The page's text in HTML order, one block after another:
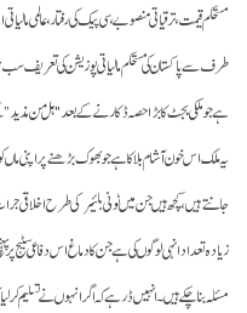
مستحکم قیمت، ترقیاتی منصوبے، سی پیک کی رفتار، عالمی
طرف سے پاکستان کی مستحکم مالیاتی پوزیشن کی تعریف سب
ہے جو ملکی بجٹ کا بڑا حصہ ڈکارنے کے بعد "ہل من مذید”
یہ ملک اس خون آشام بلا کا ہے جو بھوک بڑھنے پر اپنی
جانتے ہیں، کچھ ہیں جن میں ٹونی بلئیر کی طرح اخلاقی
زیادہ تعداد انہی لوگوں کی ہے جن کا دماغ اس دفاعی
مسئلہ بنا چکے ہیں۔ انہیں ڈر ہے کہ اگر انہوں نے